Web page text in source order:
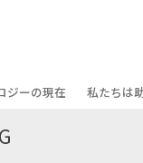
ジーの現在
プニング
私たちは